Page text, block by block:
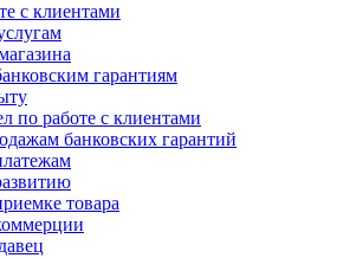
с клиентами
гарантиям
по работе с клиентами
банковских гарантий
товара